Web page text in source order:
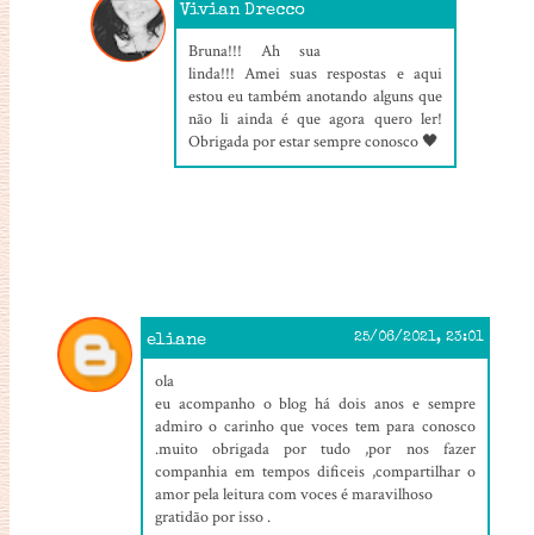
Vivian Drecco
Bruna!!! Ah sua
linda!!! Amei suas respostas e aqui
estou eu também anotando alguns que
não li ainda é que agora quero ler!
Obrigada por estar sempre conosco 🖤
eliane 25/06/2021, 23:01
ola
eu acompanho o blog há dois anos e sempre
admiro o carinho que voces tem para conosco
.muito obrigada por tudo ,por nos fazer
companhia em tempos dificeis ,compartilhar o
amor pela leitura com voces é maravilhoso
gratidão por isso .